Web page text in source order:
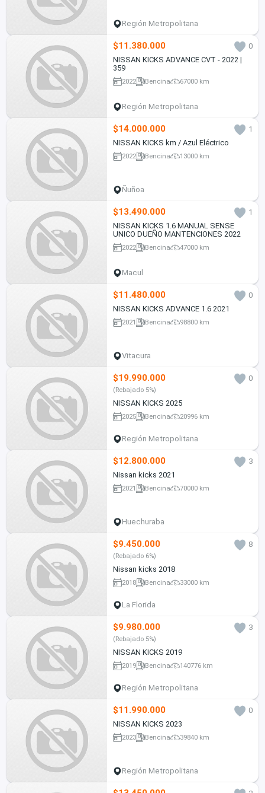
Región Metropolitana
$11.380.000
0
NISSAN KICKS ADVANCE CVT - 2022 |
359
2022 Bencina 67000 km
Región Metropolitana
$14.000.000
1
NISSAN KICKS km / Azul Eléctrico
2022 Bencina 13000 km
Ñuñoa
$13.490.000
1
NISSAN KICKS 1.6 MANUAL SENSE
UNICO DUEÑO MANTENCIONES 2022
2022 Bencina 47000 km
Macul
$11.480.000
0
NISSAN KICKS ADVANCE 1.6 2021
2021 Bencina 98800 km
Vitacura
$19.990.000 0
(Rebajado 5%)
NISSAN KICKS 2025
2025 Bencina 20996 km
Región Metropolitana
$12.800.000
3
Nissan kicks 2021
2021 Bencina 70000 km
Huechuraba
$9.450.000 8
(Rebajado 6%)
Nissan kicks 2018
2018 Bencina 33000 km
La Florida
$9.980.000 3
(Rebajado 5%)
NISSAN KICKS 2019
2019 Bencina 140776 km
Región Metropolitana
$11.990.000
0
NISSAN KICKS 2023
2023 Bencina 39840 km
Región Metropolitana